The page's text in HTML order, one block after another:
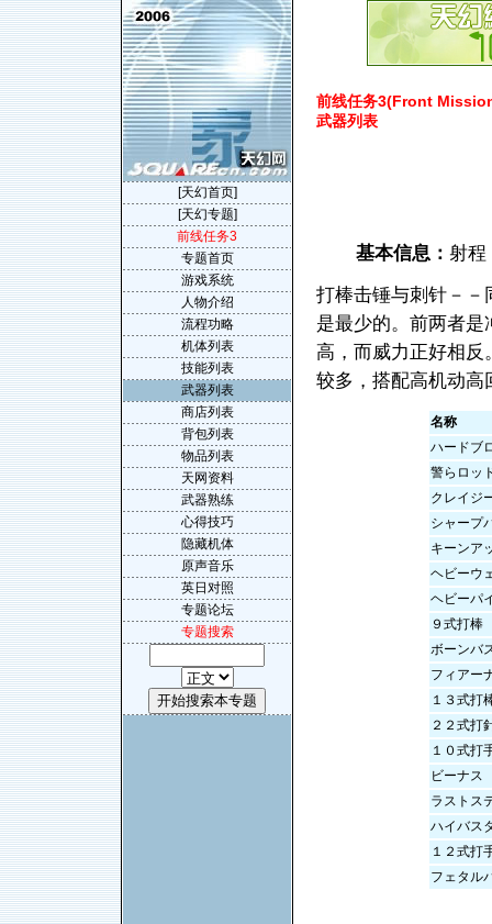
前线任务3(Front
武器列表
基本信息： 射程
打棒击锤与刺针－－
是最少的。前两者
高，而威力正好相反
较多，搭配高机动
名称
ハードブ
警らロッ
クレイジ
シャープ
キーンア
ヘビーウ
ヘビーパ
９式打棒
ボーンバ
フィアー
１３式打
２２式打
１０式打
ビーナス
ラストス
ハイバス
１２式打
フェタル
[天幻首页]
[天幻专题]
前线任务3
专题首页
游戏系统
人物介绍
流程功略
机体列表
技能列表
武器列表
商店列表
背包列表
物品列表
天网资料
武器熟练
心得技巧
隐藏机体
原声音乐
英日对照
专题论坛
专题搜索